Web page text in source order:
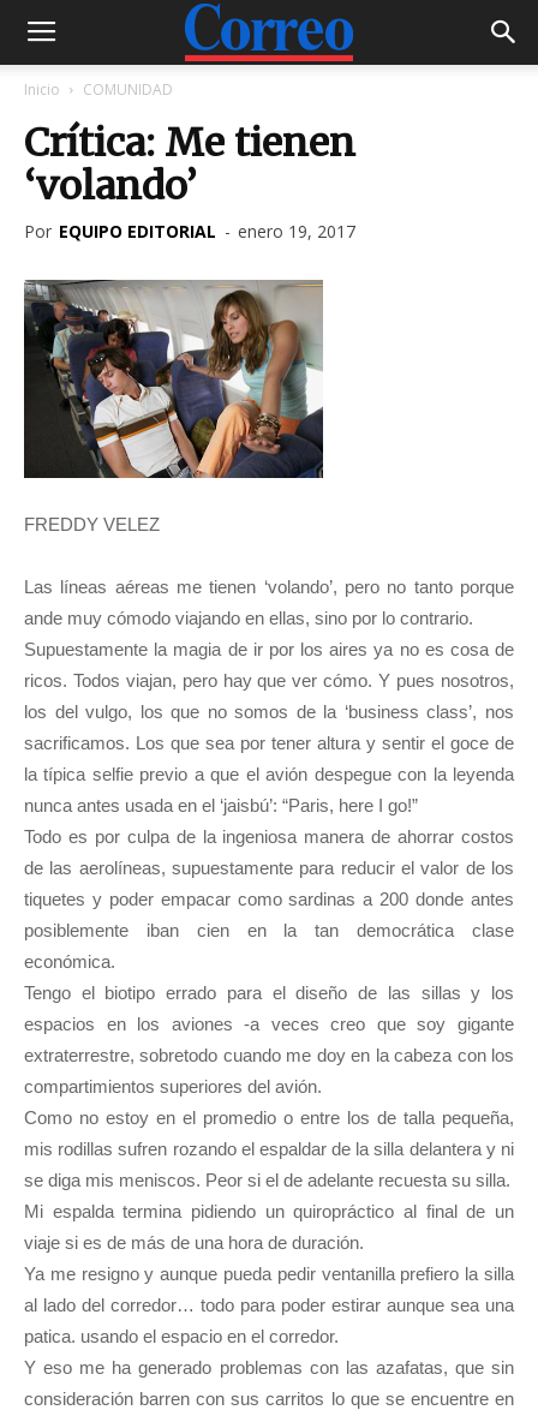
Inicio COMUNIDAD
Crítica: Me tienen
‘volando’
Por EQUIPO EDITORIAL - enero 19, 2017
FREDDY VELEZ
Las líneas aéreas me tienen ‘volando’, pero no tanto porque
ande muy cómodo viajando en ellas, sino por lo contrario.
Supuestamente la magia de ir por los aires ya no es cosa de
ricos. Todos viajan, pero hay que ver cómo. Y pues nosotros,
los del vulgo, los que no somos de la ‘business class’, nos
sacrificamos. Los que sea por tener altura y sentir el goce de
la típica selfie previo a que el avión despegue con la leyenda
nunca antes usada en el ‘jaisbú’: “Paris, here I go!”
Todo es por culpa de la ingeniosa manera de ahorrar costos
de las aerolíneas, supuestamente para reducir el valor de los
tiquetes y poder empacar como sardinas a 200 donde antes
posiblemente iban cien en la tan democrática clase
económica.
Tengo el biotipo errado para el diseño de las sillas y los
espacios en los aviones -a veces creo que soy gigante
extraterrestre, sobretodo cuando me doy en la cabeza con los
compartimientos superiores del avión.
Como no estoy en el promedio o entre los de talla pequeña,
mis rodillas sufren rozando el espaldar de la silla delantera y ni
se diga mis meniscos. Peor si el de adelante recuesta su silla.
Mi espalda termina pidiendo un quiropráctico al final de un
viaje si es de más de una hora de duración.
Ya me resigno y aunque pueda pedir ventanilla prefiero la silla
al lado del corredor… todo para poder estirar aunque sea una
patica. usando el espacio en el corredor.
Y eso me ha generado problemas con las azafatas, que sin
consideración barren con sus carritos lo que se encuentre en